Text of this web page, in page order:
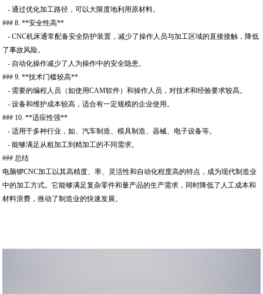
- 通过优化加工路径，可以大限度地利用原材料。
### 8. **安全性高**
- CNC机床通常配备安全防护装置，减少了操作人员与加工区域的直接接触，降低
了事故风险。
- 自动化操作减少了人为操作中的安全隐患。
### 9. **技术门槛较高**
- 需要的编程人员（如使用CAM软件）和操作人员，对技术和经验要求较高。
- 设备和维护成本较高，适合有一定规模的企业使用。
### 10. **适应性强**
- 适用于多种行业，如、汽车制造、模具制造、器械、电子设备等。
- 能够满足从粗加工到精加工的不同需求。
### 总结
电脑锣CNC加工以其高精度、率、灵活性和自动化程度高的特点，成为现代制造业
中的加工方式。它能够满足复杂零件和量产品的生产需求，同时降低了人工成本和
材料浪费，推动了制造业的快速发展。